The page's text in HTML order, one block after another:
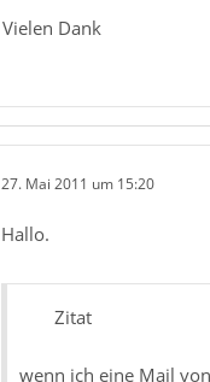
Vielen Dank
27. Mai 2011 um 15:20
Hallo.
Zitat
wenn ich eine Mail